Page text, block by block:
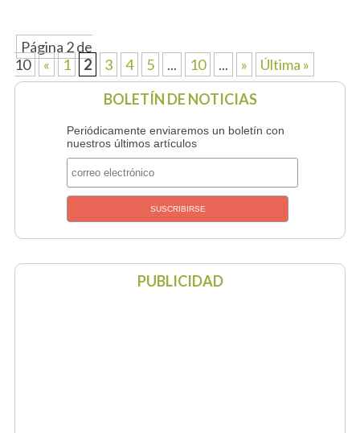
Página 2 de
10
« 1 2 3 4 5 ... 10 ... »
Última »
BOLETÍN DE NOTICIAS
Periódicamente enviaremos un boletín con
nuestros últimos artículos
PUBLICIDAD